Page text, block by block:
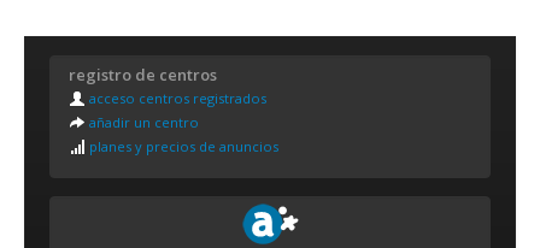
registro de centros
acceso centros registrados
añadir un centro
planes y precios de anuncios